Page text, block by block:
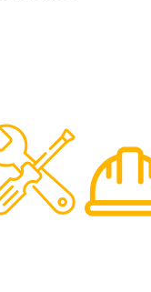
50
Experts